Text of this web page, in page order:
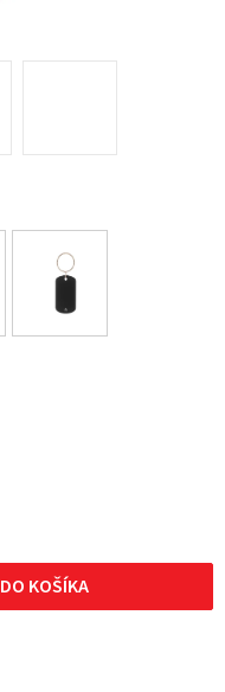
DO KOŠÍKA